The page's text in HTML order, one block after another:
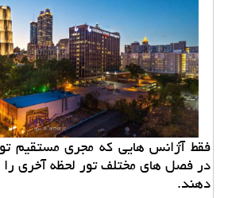
فقط آژانس هایی كه مجری مستقیم
در فصل های مختلف تور لحظه آخری را
دهند.